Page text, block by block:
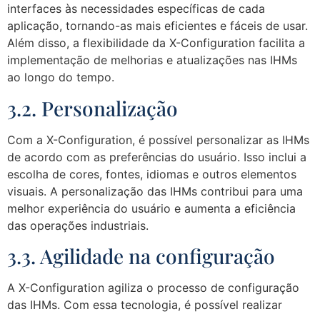
interfaces às necessidades específicas de cada
aplicação, tornando-as mais eficientes e fáceis de usar.
Além disso, a flexibilidade da X-Configuration facilita a
implementação de melhorias e atualizações nas IHMs
ao longo do tempo.
3.2. Personalização
Com a X-Configuration, é possível personalizar as IHMs
de acordo com as preferências do usuário. Isso inclui a
escolha de cores, fontes, idiomas e outros elementos
visuais. A personalização das IHMs contribui para uma
melhor experiência do usuário e aumenta a eficiência
das operações industriais.
3.3. Agilidade na configuração
A X-Configuration agiliza o processo de configuração
das IHMs. Com essa tecnologia, é possível realizar